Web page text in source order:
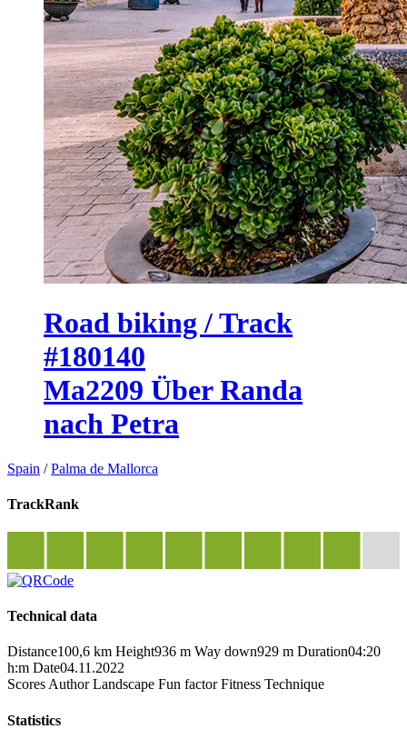
Road biking / Track
#180140
Ma2209 Über Randa
nach Petra
Spain /Palma de Mallorca
TrackRank
Technical data
Distance100,6 km Height936 m Way down929 m Duration04:20
h:m Date04.11.2022
Scores Author Landscape Fun factor Fitness Technique
Statistics